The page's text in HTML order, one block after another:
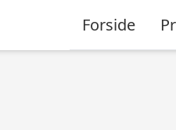
Forside